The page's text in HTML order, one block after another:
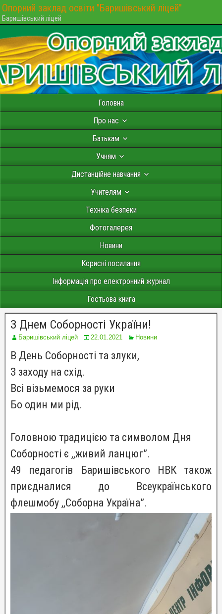
Опорний заклад освіти "Баришівський ліцей"
Баришівський ліцей
Головна
Про нас
Батькам
Учням
Дистанційне навчання
Учителям
Техніка безпеки
Фотогалерея
Новини
Корисні посилання
Інформація про електронний журнал
Гостьова книга
З Днем Соборності України!
Баришівський ліцей 22.01.2021 Новини
В День Соборності та злуки,
З заходу на схід.
Всі візьмемося за руки
Бо один ми рід.
Головною традицією та символом Дня
Соборності є ,,живий ланцюг”.
49 педагогів Баришівського НВК також
приєдналися до Всеукраїнського
флешмобу ,,Соборна Україна”.